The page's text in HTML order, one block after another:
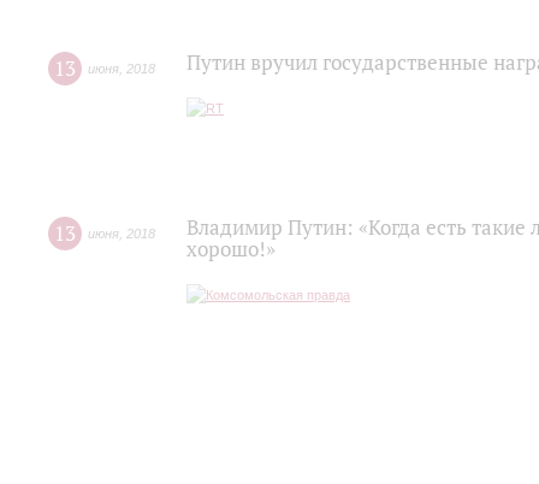
13 июня 2018 Путин вручил государственные
13 июня 2018
Владимир Путин: «Когда есть
хорошо!»